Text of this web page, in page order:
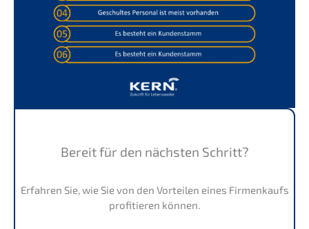
Bereit für den nächs­ten Schritt?
Erfah­ren Sie, wie Sie von den Vortei­len eines Firmen­kaufs
profi­tie­ren können.